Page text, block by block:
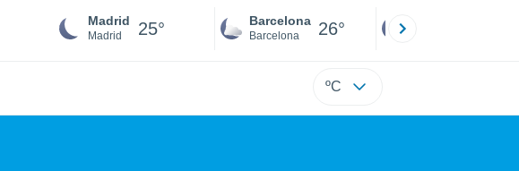
Madrid
Madrid 25° Barcelona
Barcelona 26°
ºC